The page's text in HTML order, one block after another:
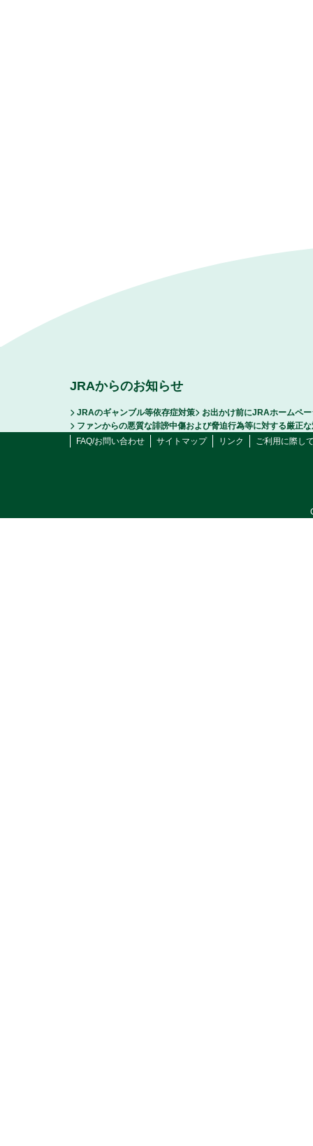
JRAからのお知らせ
JRAのギャンブル等依存症対策
お出かけ前にJRAホームペ
ファンからの悪質な誹謗中傷および脅迫行為等に対する厳正
FAQ/お問い合わせ
サイトマップ リンク ご利用に際し